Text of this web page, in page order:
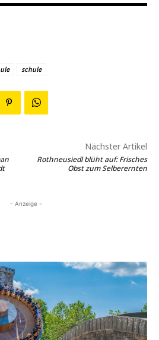
schule
Nächster Artikel
Rothneusiedl blüht auf: Frisches
Obst zum Selberernten
- Anzeige -